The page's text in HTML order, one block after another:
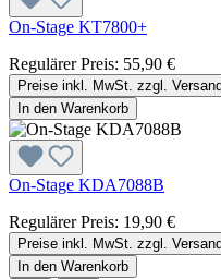
On-Stage KT7800+
Regulärer Preis: 55,90 €
Preise inkl. MwSt. zzgl.
In den Warenkorb
On-Stage KDA7088B
Regulärer Preis: 19,90 €
Preise inkl. MwSt. zzgl.
In den Warenkorb